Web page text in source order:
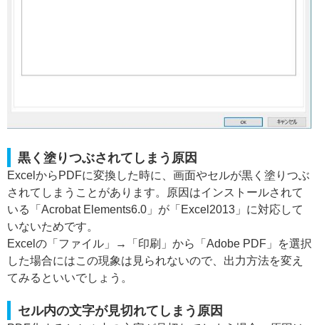
黒く塗りつぶされてしまう原因
ExcelからPDFに変換した時に、画面やセルが黒く塗りつぶ
されてしまうことがあります。原因はインストールされて
いる「Acrobat Elements6.0」が「Excel2013」に対応して
いないためです。
Excelの「ファイル」→「印刷」から「Adobe PDF」を選択
した場合にはこの現象は見られないので、出力方法を変え
てみるといいでしょう。
セル内の文字が見切れてしまう原因